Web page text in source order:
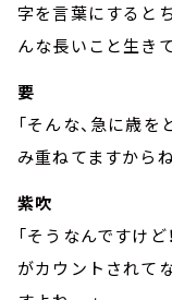
字を言葉にすると
んな長いこと生きて
要
「そんな、急に歳
み重ねてますからね
紫吹
「そうなんですけ
がカウントされて